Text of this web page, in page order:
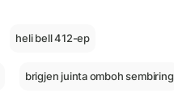
heli bell 412-ep
brigjen juinta omboh sembiring